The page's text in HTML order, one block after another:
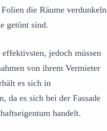
die Räume verdunkeln
getönt sind.
jedoch müssen
von ihrem Vermieter
es sich in
da es sich bei der Fassade
handelt.